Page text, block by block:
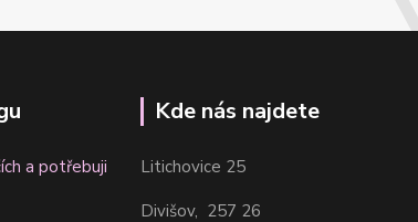
a potřebuji
Kde nás najdete
Litichovice 25
Divišov, 257 26